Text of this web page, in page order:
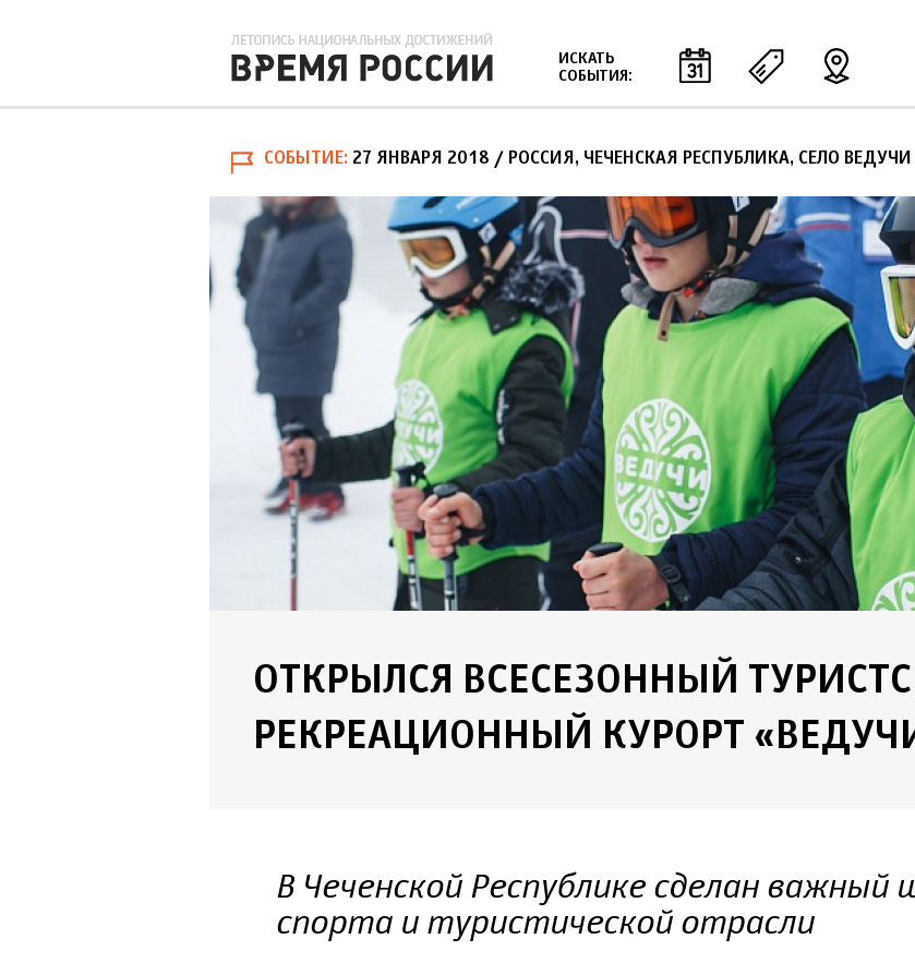
ИСКАТЬ
СОБЫТИЯ:
СОБЫТИЕ 27 ЯНВАРЯ 2018 / РОССИЯ, ЧЕЧЕНСКАЯ РЕСПУБЛИКА, СЕЛО ВЕДУЧИ
ОТКРЫЛСЯ ВСЕСЕЗОННЫЙ
РЕКРЕАЦИОННЫЙ КУРОРТ
В Чеченской Республике сделан важный
спорта и туристической отрасли